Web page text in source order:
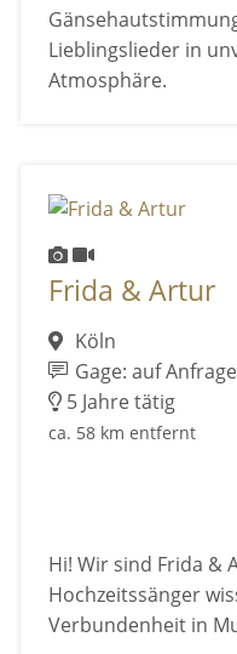
Lieblingslieder in
Atmosphäre.
Frida & Artur
Köln
Gage: auf Anfrage
5 Jahre tätig
ca. 58 km entfernt
Hi! Wir sind Frida &
Hochzeitssänger
Verbundenheit in